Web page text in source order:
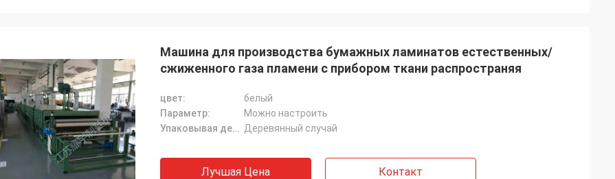
Машина для производства бумажных ламинатов естественных/
сжиженного газа пламени с прибором ткани распространяя
цвет:
белый
Параметр:
Можно настроить
Упаковывая детали: Деревянный случай
Лучшая Цена Контакт